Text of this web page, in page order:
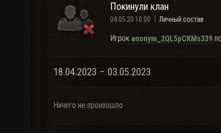
Покинули клан
04.05.23 10:00 Личный состав
Игрок anonym_2QL5pCKMs339
18.04.2023 – 03.05.2023
Ничего не произошло